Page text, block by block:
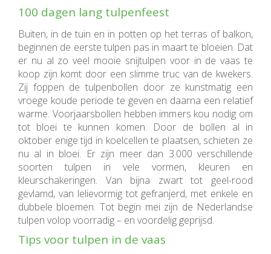
100 dagen lang tulpenfeest
Buiten, in de tuin en in potten op het terras of balkon,
beginnen de eerste tulpen pas in maart te bloeien. Dat
er nu al zo veel mooie snijtulpen voor in de vaas te
koop zijn komt door een slimme truc van de kwekers.
Zij foppen de tulpenbollen door ze kunstmatig een
vroege koude periode te geven en daarna een relatief
warme. Voorjaarsbollen hebben immers kou nodig om
tot bloei te kunnen komen. Door de bollen al in
oktober enige tijd in koelcellen te plaatsen, schieten ze
nu al in bloei. Er zijn meer dan 3.000 verschillende
soorten tulpen in vele vormen, kleuren en
kleurschakeringen. Van bijna zwart tot geel-rood
gevlamd, van lelievormig tot gefranjerd, met enkele en
dubbele bloemen. Tot begin mei zijn de Nederlandse
tulpen volop voorradig – en voordelig geprijsd.
Tips voor tulpen in de vaas